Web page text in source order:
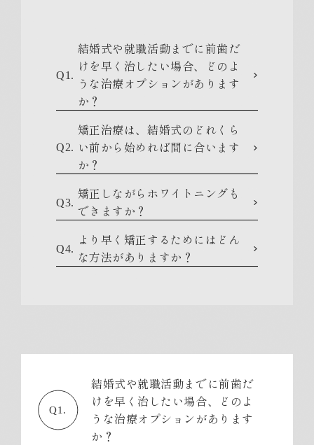
Q1.
結婚式や就職活動までに前歯だ
けを早く治したい場合、どのよ
うな治療オプションがあります
か？
Q2.
矯正治療は、結婚式のどれくら
い前から始めれば間に合います
か？
Q3.
矯正しながらホワイトニングも
できますか？
Q4.
より早く矯正するためにはどん
な方法がありますか？
Q1.
結婚式や就職活動までに前歯だ
けを早く治したい場合、どのよ
うな治療オプションがあります
か？